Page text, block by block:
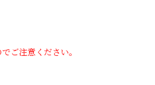
ご注意ください。